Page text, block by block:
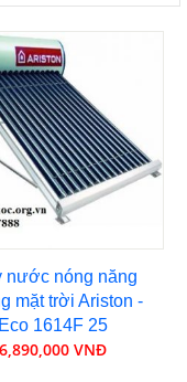
nước nóng năng
mặt trời Ariston -
Eco 1614F 25
6,890,000 VNĐ